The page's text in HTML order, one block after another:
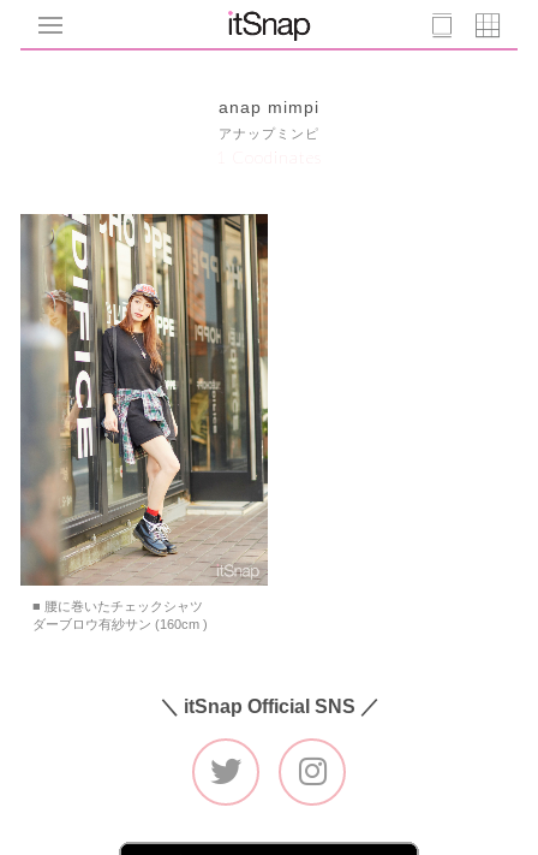
anap mimpi
アナップミンピ
1 Coodinates
■ 腰に巻いたチェックシャツ
ダーブロウ有紗サン (160cm )
＼ itSnap Official SNS ／